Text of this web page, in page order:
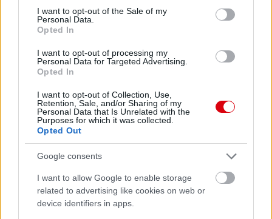
consent section.
I want to opt-out of the Sale of my
Personal Data.
Opted In
I want to opt-out of processing my
Personal Data for Targeted Advertising.
Opted In
I want to opt-out of Collection, Use,
Retention, Sale, and/or Sharing of my
Personal Data that Is Unrelated with the
Purposes for which it was collected.
Opted Out
Google consents
I want to allow Google to enable storage
related to advertising like cookies on web or
device identifiers in apps.
Leeds UnitedvsManchester United
AC MilanvsManchester United2026-08-15 18:00
Támogatás
a ManUtdFanatics.hu működését!